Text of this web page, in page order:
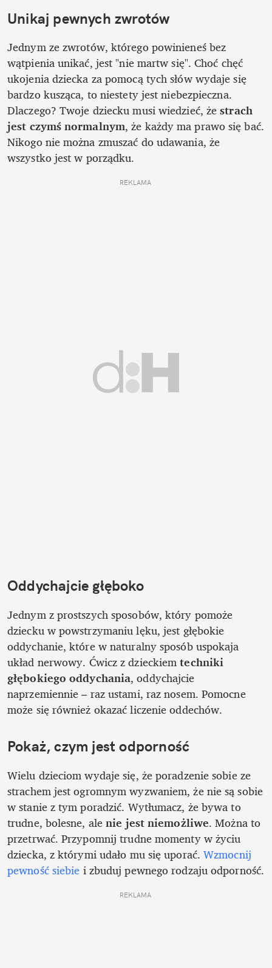
Unikaj pewnych zwrotów
Jednym ze zwrotów, którego powinieneś bez
wątpienia unikać, jest "nie martw się". Choć chęć
ukojenia dziecka za pomocą tych słów wydaje się
bardzo kusząca, to niestety jest niebezpieczna.
Dlaczego? Twoje dziecku musi wiedzieć, że strach
jest czymś normalnym, że każdy ma prawo się bać.
Nikogo nie można zmuszać do udawania, że
wszystko jest w porządku.
REKLAMA
Oddychajcie głęboko
Jednym z prostszych sposobów, który pomoże
dziecku w powstrzymaniu lęku, jest głębokie
oddychanie, które w naturalny sposób uspokaja
układ nerwowy. Ćwicz z dzieckiem techniki
głębokiego oddychania, oddychajcie
naprzemiennie – raz ustami, raz nosem. Pomocne
może się również okazać liczenie oddechów.
Pokaż, czym jest odporność
Wielu dzieciom wydaje się, że poradzenie sobie ze
strachem jest ogromnym wyzwaniem, że nie są sobie
w stanie z tym poradzić. Wytłumacz, że bywa to
trudne, bolesne, ale nie jest niemożliwe. Można to
przetrwać. Przypomnij trudne momenty w życiu
dziecka, z którymi udało mu się uporać. Wzmocnij
pewność siebie i zbuduj pewnego rodzaju odporność.
REKLAMA